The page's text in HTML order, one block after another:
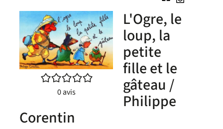
(Nouvelle
par
/5
0avis
L'Ogre, le
loup, la
petite
fille et le
gâteau /
Philippe
Corentin